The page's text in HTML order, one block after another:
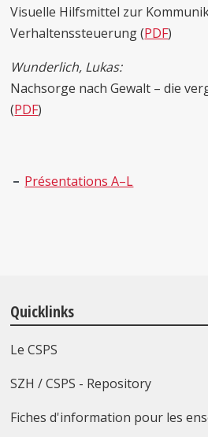
Visuelle Hilfsmittel zur
Verhaltenssteuerung (PDF)
Wunderlich, Lukas:
Nachsorge nach Gewalt – die
(PDF)
Présentations A–L
Quicklinks
Le CSPS
SZH / CSPS - Repository
Fiches d'information pour les